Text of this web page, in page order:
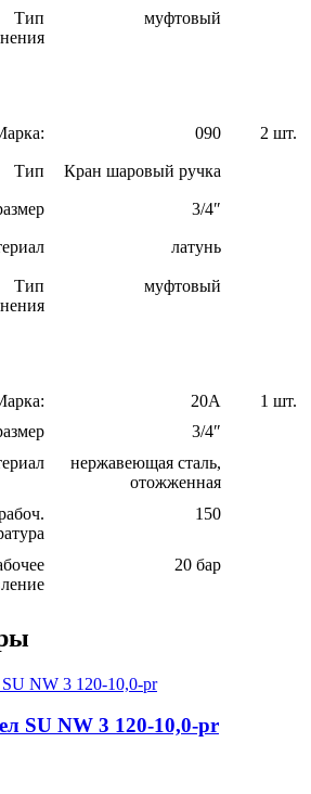
Тип
муфтовый
090 2 шт.
Тип Кран шаровый ручка
3/4″
латунь
Тип
муфтовый
20А
1 шт.
3/4″
нержавеющая сталь,
отожженная
150
20 бар
SU NW 3 120-10,0-pr